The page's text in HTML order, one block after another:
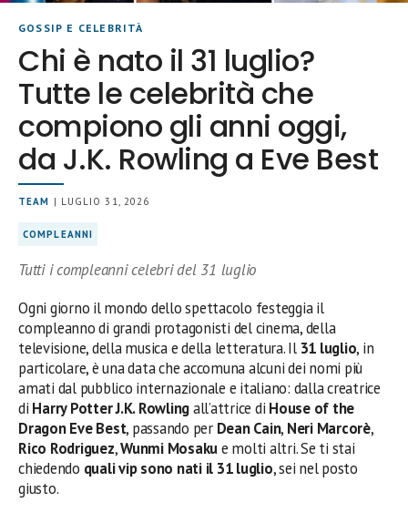
GOSSIP E CELEBRITÀ
Chi è nato il 31 luglio?
Tutte le celebrità che
compiono gli anni oggi,
da J.K. Rowling a Eve Best
TEAM | LUGLIO 31, 2026
COMPLEANNI
Tutti i compleanni celebri del 31 luglio
Ogni giorno il mondo dello spettacolo festeggia il
compleanno di grandi protagonisti del cinema, della
televisione, della musica e della letteratura. Il 31 luglio, in
particolare, è una data che accomuna alcuni dei nomi più
amati dal pubblico internazionale e italiano: dalla creatrice
di Harry PotterJ.K. Rowlingall’attrice di House of the
Dragon Eve Best, passando per Dean Cain, Neri Marcorè,
Rico Rodriguez,Wunmi Mosakue molti altri. Se ti stai
chiedendo quali vip sono nati il 31 luglio, sei nel posto
giusto.